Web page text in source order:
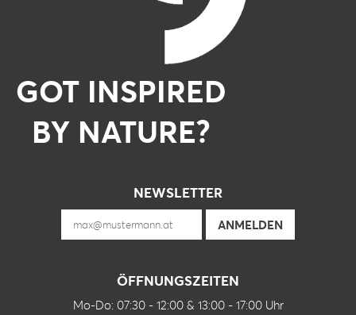
GOT INSPIRED
BY NATURE?
NEWSLETTER
ÖFFNUNGSZEITEN
Mo-Do: 07:30 - 12:00 & 13:00 - 17:00 Uhr